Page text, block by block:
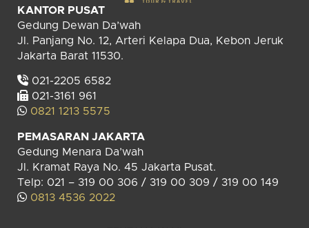
KANTOR PUSAT
Gedung Dewan Da’wah
Jl. Panjang No. 12, Arteri Kelapa Dua, Kebon Jeruk
Jakarta Barat 11530.
021-2205 6582
021-3161 961
0821 1213 5575
PEMASARAN JAKARTA
Gedung Menara Da’wah
Jl. Kramat Raya No. 45 Jakarta Pusat.
Telp: 021 – 319 00 306 / 319 00 309 / 319 00 149
0813 4536 2022